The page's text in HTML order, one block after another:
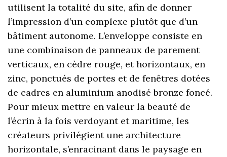
utilisent la totalité du site, afin de donner
l’impression d’un complexe plutôt que d’un
bâtiment autonome. L’enveloppe consiste en
une combinaison de panneaux de parement
verticaux, en cèdre rouge, et horizontaux, en
zinc, ponctués de portes et de fenêtres dotées
de cadres en aluminium anodisé bronze foncé.
Pour mieux mettre en valeur la beauté de
l’écrin à la fois verdoyant et maritime, les
créateurs privilégient une architecture
horizontale, s’enracinant dans le paysage en